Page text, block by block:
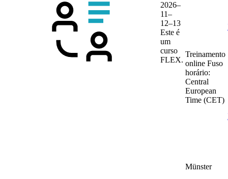
2026–
11–
12–13
Este é
um
curso
FLEX.
Treinamento
online Fuso
horário:
Central
European
Time (CET)
Münster